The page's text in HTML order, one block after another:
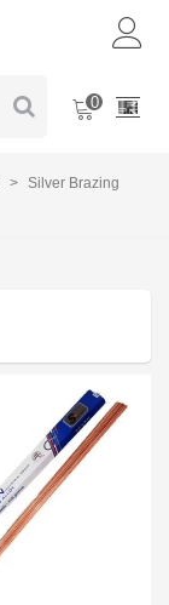
0
> Silver Brazing